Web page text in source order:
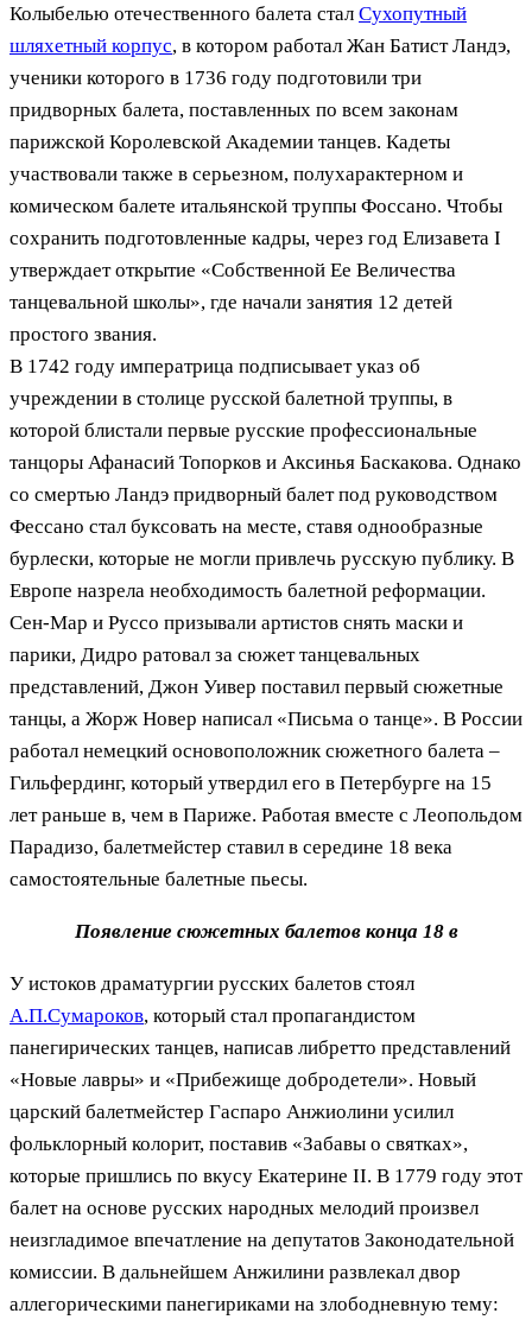
Колыбелью отечественного балета стал Сухопутный
шляхетный корпус, в котором работал Жан Батист Ландэ,
ученики которого в 1736 году подготовили три
придворных балета, поставленных по всем законам
парижской Королевской Академии танцев. Кадеты
участвовали также в серьезном, полухарактерном и
комическом балете итальянской труппы Фоссано. Чтобы
сохранить подготовленные кадры, через год Елизавета I
утверждает открытие «Собственной Ее Величества
танцевальной школы», где начали занятия 12 детей
простого звания.
В 1742 году императрица подписывает указ об
учреждении в столице русской балетной труппы, в
которой блистали первые русские профессиональные
танцоры Афанасий Топорков и Аксинья Баскакова. Однако
со смертью Ландэ придворный балет под руководством
Фессано стал буксовать на месте, ставя однообразные
бурлески, которые не могли привлечь русскую публику. В
Европе назрела необходимость балетной реформации.
Сен-Мар и Руссо призывали артистов снять маски и
парики, Дидро ратовал за сюжет танцевальных
представлений, Джон Уивер поставил первый сюжетные
танцы, а Жорж Новер написал «Письма о танце». В России
работал немецкий основоположник сюжетного балета –
Гильфердинг, который утвердил его в Петербурге на 15
лет раньше в, чем в Париже. Работая вместе с Леопольдом
Парадизо, балетмейстер ставил в середине 18 века
самостоятельные балетные пьесы.
Появление сюжетных балетов конца 18 в
У истоков драматургии русских балетов стоял
А.П.Сумароков, который стал пропагандистом
панегирических танцев, написав либретто представлений
«Новые лавры» и «Прибежище добродетели». Новый
царский балетмейстер Гаспаро Анжиолини усилил
фольклорный колорит, поставив «Забавы о святках»,
которые пришлись по вкусу Екатерине II. В 1779 году этот
балет на основе русских народных мелодий произвел
неизгладимое впечатление на депутатов Законодательной
комиссии. В дальнейшем Анжилини развлекал двор
аллегорическими панегириками на злободневную тему: